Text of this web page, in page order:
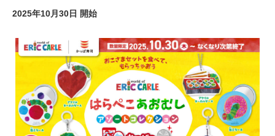
2025年10月30日 開始